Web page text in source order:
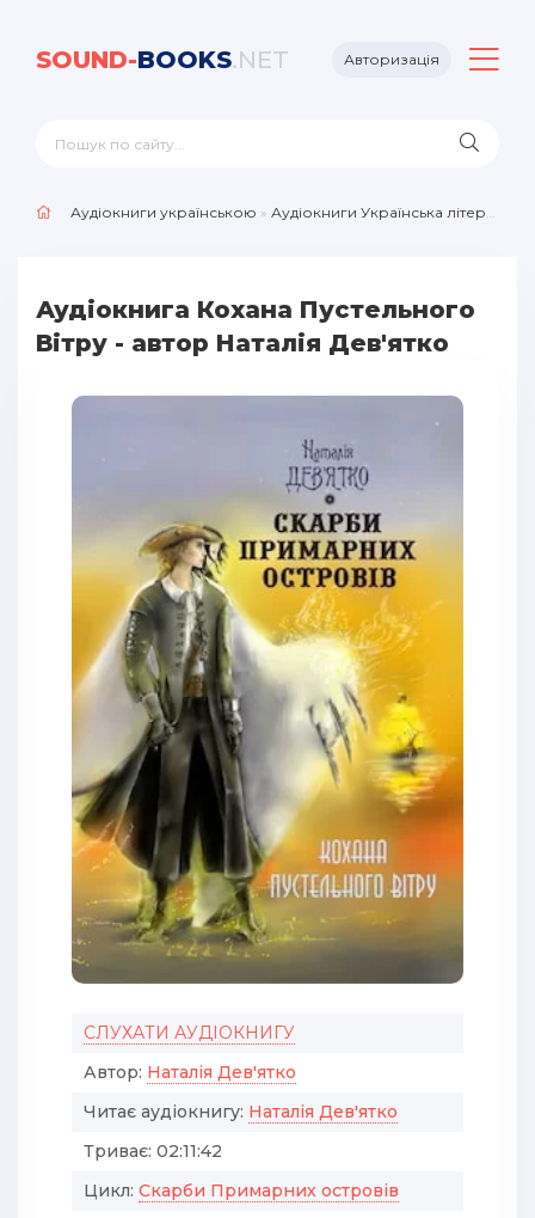
SOUND-BOOKS.NET Авторизація
Аудіокниги українською » Аудіокниги Українська література
Аудіокнига Кохана Пустельного
Вітру - автор Наталія Дев'ятко
СЛУХАТИ АУДІОКНИГУ
Автор: Наталія Дев'ятко
Читає аудіокнигу: Наталія Дев'ятко
Триває: 02:11:42
Цикл: Скарби Примарних островів